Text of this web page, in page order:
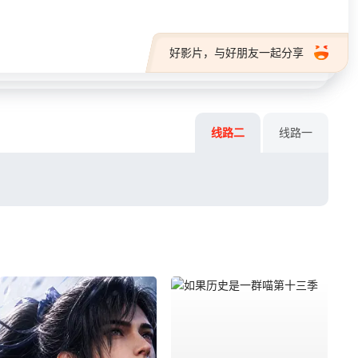
好影片，与好朋友一起分享
线路二 线路一